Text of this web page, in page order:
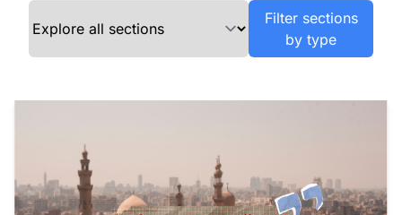
Filter sections
by type